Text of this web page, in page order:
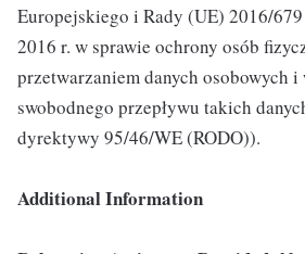
Europejskiego i Rady (UE) 2016/
2016 r. w sprawie ochrony osób
przetwarzaniem danych osobowych i
swobodnego przepływu takich
dyrektywy 95/46/WE (RODO)).
Additional Information